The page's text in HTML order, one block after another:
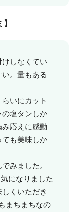
けしなくてい
。量もある
らいにカット
の塩タンしか
応えに感動
ても美味しか
みました。
になりました
くいただき
まちまちなの